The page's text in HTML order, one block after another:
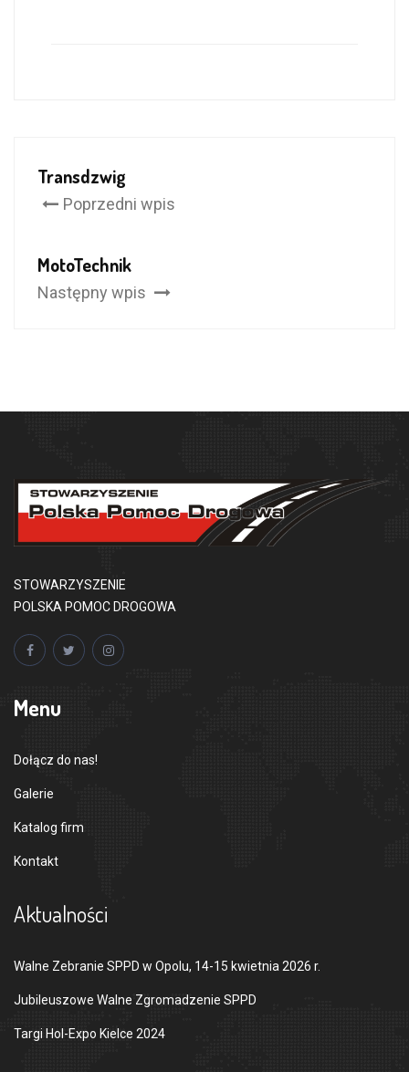
Transdzwig
Poprzedni wpis
MotoTechnik
Następny wpis
STOWARZYSZENIE
POLSKA POMOC DROGOWA
Menu
Dołącz do nas!
Galerie
Katalog firm
Kontakt
Aktualności
Walne Zebranie SPPD w Opolu, 14-15 kwietnia 2026 r.
Jubileuszowe Walne Zgromadzenie SPPD
Targi Hol-Expo Kielce 2024